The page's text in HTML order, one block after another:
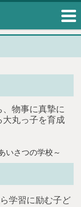
物事に真摯に
丸っ子を育成
いさつの学校～
学習に励む子ど